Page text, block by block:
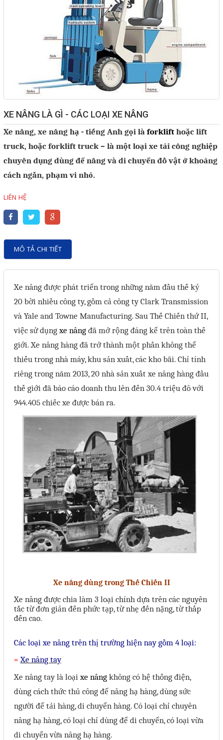
XE NÂNG LÀ GÌ - CÁC LOẠI XE NÂNG
Xe nâng, xe nâng hạ - tiếng Anh gọi là forklift hoặc lift
truck, hoặc forklift truck – là một loại xe tải công nghiệp
chuyên dụng dùng để nâng và di chuyển đồ vật ở khoảng
cách ngắn, phạm vi nhỏ.
LIÊN HỆ
MÔ TẢ CHI TIẾT
Xe nâng được phát triển trong những năm đầu thế kỷ
20 bời nhiều công ty, gồm cả công ty Clark Transmission
và Yale and Towne Manufacturing. Sau Thế Chiến thứ II,
việc sử dụng xe nâng đã mở rộng đáng kể trên toàn thế
giới. Xe nâng hàng đã trở thành một phần không thể
thiếu trong nhà máy, khu sản xuất, các kho bãi. Chỉ tính
riêng trong năm 2013, 20 nhà sản xuất xe nâng hàng đầu
thế giới đã báo cáo doanh thu lên đến 30.4 triệu đô với
944.405 chiếc xe được bán ra.
Xe nâng dùng trong Thế Chiến II
Xe nâng được chia làm 3 loại chính dựa trên các nguyên
tắc từ đơn giản đến phức tạp, từ nhẹ đến nặng, từ thấp
đến cao.
Các loại xe nâng trên thị trường hiện nay gồm 4 loại:
« Xe nâng tay
Xe nâng tay là loại xe nâng không có hệ thống điện,
dùng cách thức thủ công để nâng hạ hàng, dùng sức
người để tải hàng, di chuyển hàng. Có loại chỉ chuyên
nâng hạ hàng, có loại chỉ dùng để di chuyển, có loại vừa
di chuyển vừa nâng hạ hàng.
Giải pháp quản lý bằng mã
Bảng LED điện tử
Bảng điện tử năng suất
Bảng Led hiển thị nhiệt độ
Máy dò kim loại
PLC - Bộ lập trình PLC
Motor Servo / Driver Servo
Cáp lập trình PLC - HMI -
Servo
truyền và lưu trữ dữ liệu
Thiết bị điều khiển và giám
sát
Thiết bị cảnh báo
Bộ điều khiển nhiệt độ
Bộ đếm - Bộ hẹn giờ
Phụ kiện lắp tủ điện
Giới thiệu
Dịch vụ
Thiết kế phần mềm giám sát
và quản lý
Sửa chữa biến tần
Sửa chữa PLC
Sửa chữa màn hình HMI
điều khiển motor bước
Sửa chữa bộ nguồn
Sửa motor - Quấn motor
Sửa Cân Điện Tử
Lập trình PLC
Lập trình màn hình HMI